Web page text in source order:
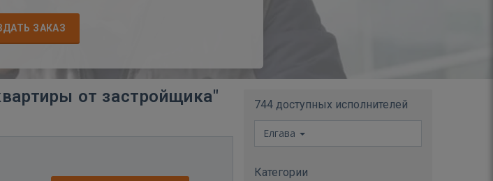
ЗАКАЗ
от застройщика"
744 доступных исполнителей
Елгава
Категории